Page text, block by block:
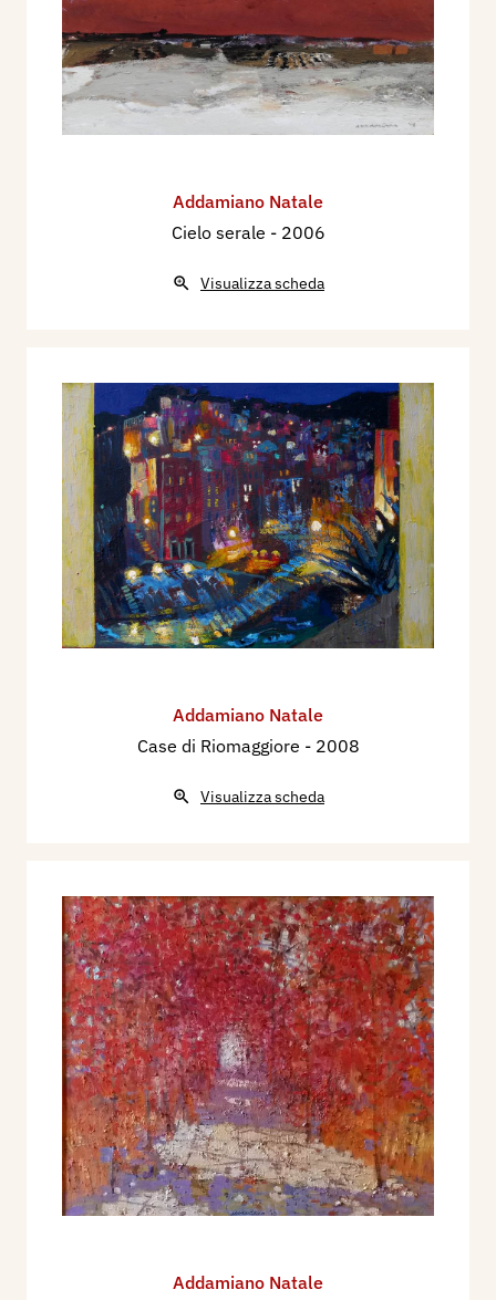
Addamiano Natale
Cielo serale - 2006
Visualizza scheda
Addamiano Natale
Case di Riomaggiore - 2008
Visualizza scheda
Addamiano Natale